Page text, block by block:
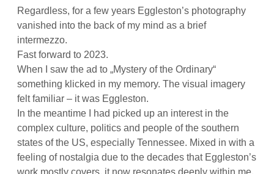
Regardless, for a few years Eggleston’s photography
vanished into the back of my mind as a brief
intermezzo.
Fast forward to 2023.
When I saw the ad to „Mystery of the Ordinary“
something klicked in my memory. The visual imagery
felt familiar – it was Eggleston.
In the meantime I had picked up an interest in the
complex culture, politics and people of the southern
states of the US, especially Tennessee. Mixed in with a
feeling of nostalgia due to the decades that Eggleston’s
work mostly covers, it now resonates deeply within me.